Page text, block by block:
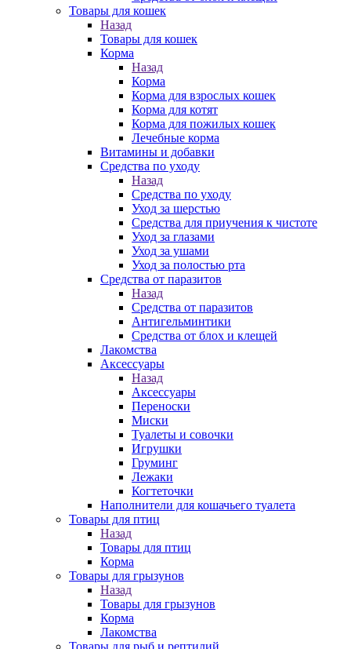
Товары для кошек
Назад
Товары для кошек
Корма
Назад
Корма
Корма для взрослых кошек
Корма для котят
Корма для пожилых кошек
Лечебные корма
Витамины и добавки
Средства по уходу
Назад
Средства по уходу
Уход за шерстью
Средства для приучения к чистоте
Уход за глазами
Уход за ушами
Уход за полостью рта
Средства от паразитов
Назад
Средства от паразитов
Антигельминтики
Средства от блох и клещей
Лакомства
Аксессуары
Назад
Аксессуары
Переноски
Миски
Туалеты и совочки
Игрушки
Груминг
Лежаки
Когтеточки
Наполнители для кошачьего туалета
Товары для птиц
Назад
Товары для птиц
Корма
Товары для грызунов
Назад
Товары для грызунов
Корма
Лакомства
Товары для рыб и рептилий